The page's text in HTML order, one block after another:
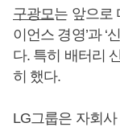
구광모는 앞으로
이언스 경영’과 ‘
다. 특히 배터리
히 했다.
LG그룹은 자회